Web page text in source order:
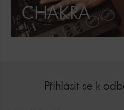
CHAKRA
Přihlásit se k